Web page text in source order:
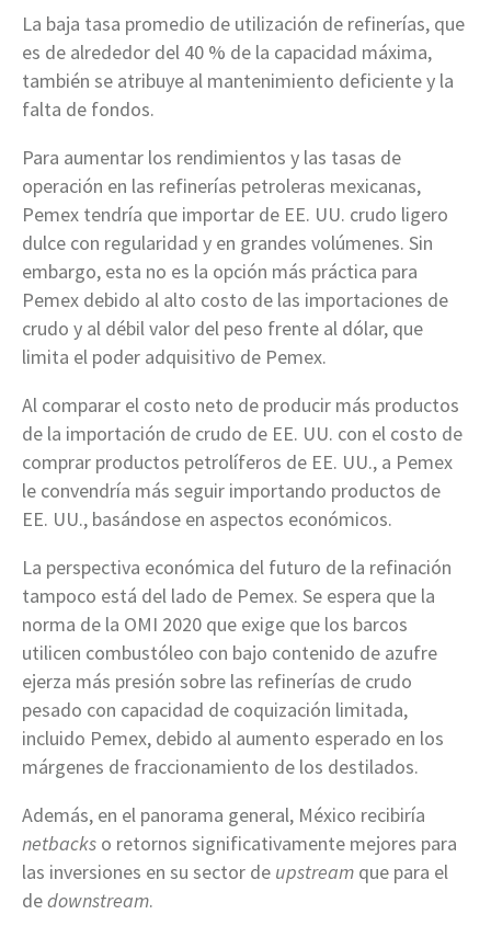
La baja tasa promedio de utilización de refinerías, que
es de alrededor del 40 % de la capacidad máxima,
también se atribuye al mantenimiento deficiente y la
falta de fondos.
Para aumentar los rendimientos y las tasas de
operación en las refinerías petroleras mexicanas,
Pemex tendría que importar de EE. UU. crudo ligero
dulce con regularidad y en grandes volúmenes. Sin
embargo, esta no es la opción más práctica para
Pemex debido al alto costo de las importaciones de
crudo y al débil valor del peso frente al dólar, que
limita el poder adquisitivo de Pemex.
Al comparar el costo neto de producir más productos
de la importación de crudo de EE. UU. con el costo de
comprar productos petrolíferos de EE. UU., a Pemex
le convendría más seguir importando productos de
EE. UU., basándose en aspectos económicos.
La perspectiva económica del futuro de la refinación
tampoco está del lado de Pemex. Se espera que la
norma de la OMI 2020 que exige que los barcos
utilicen combustóleo con bajo contenido de azufre
ejerza más presión sobre las refinerías de crudo
pesado con capacidad de coquización limitada,
incluido Pemex, debido al aumento esperado en los
márgenes de fraccionamiento de los destilados.
Además, en el panorama general, México recibiría
netbacks o retornos significativamente mejores para
las inversiones en su sector de upstream que para el
dedownstream.